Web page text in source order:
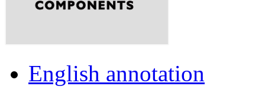
English annotation